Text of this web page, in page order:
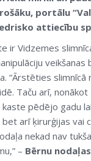
, portālu
attiecību
ir Vidzemes
“Ārstēties
Taču arī,
pēdējo gadu
arī ķirurģijas vai
nekad nav
– Bērnu